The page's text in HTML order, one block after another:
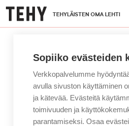
Hyppää
pääsisältöön
TEHYLÄISTEN OMA LEHTI
Sopiiko evästeiden
Verkkopalvelumme
avulla sivuston käyttäminen
ja kätevää. Evästeitä
toimivuuden ja
parantamiseksi. Osaa